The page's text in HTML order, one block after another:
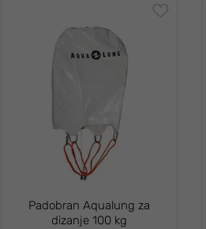
Padobran Aqualung za
dizanje 100 kg